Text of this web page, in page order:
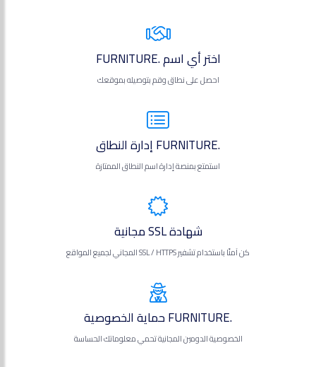
اختر أي اسم .FURNITURE
احصل على نطاق وقم بتوصيله بموقعك
.FURNITURE إدارة النطاق
استمتع بمنصة إدارة اسم النطاق الممتازة
شهادة SSL مجانية
كن آمنًا باستخدام تشفير SSL / HTTPS المجاني لجميع المواقع
.FURNITURE حماية الخصوصية
الخصوصية الدومين المجانية تحمي معلوماتك الحساسة